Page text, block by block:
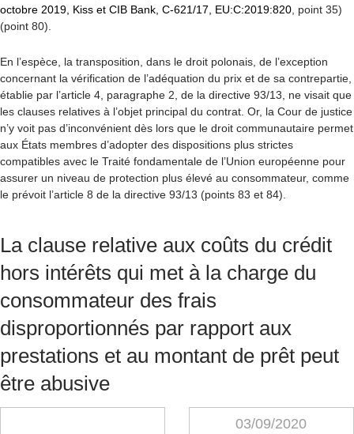
octobre 2019, Kiss et CIB Bank, C-621/17, EU:C:2019:820 , point 35)
(point 80).
En l’espèce, la transposition, dans le droit polonais, de l’exception
concernant la vérification de l’adéquation du prix et de sa contrepartie,
établie par l’article 4, paragraphe 2, de la directive 93/13, ne visait que
les clauses relatives à l’objet principal du contrat. Or, la Cour de justice
n’y voit pas d’inconvénient dès lors que le droit communautaire permet
aux États membres d’adopter des dispositions plus strictes
compatibles avec le Traité fondamentale de l’Union européenne pour
assurer un niveau de protection plus élevé au consommateur, comme
le prévoit l’article 8 de la directive 93/13 (points 83 et 84)
La clause relative aux coûts du crédit
hors intérêts qui met à la charge du
consommateur des frais
disproportionnés par rapport aux
prestations et au montant de prêt peut
être abusive
03/09/2020